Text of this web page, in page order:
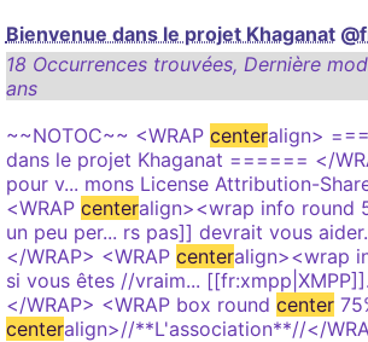
Bienvenue dans le projet Khaganat
18 Occurrences trouvées, Dernière
ans
~~NOTOC~~ <WRAP centeralign>
dans le projet Khaganat ====== </
pour v... mons License Attribution-
<WRAP centeralign><wrap info round
un peu per... rs pas]] devrait vous
</WRAP> <WRAP centeralign><wrap
si vous êtes //vraim...
</WRAP> <WRAP box round center
centeralign>//**L'association**//</